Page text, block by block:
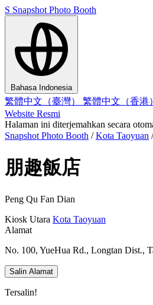
S Snapshot Photo Booth
Bahasa Indonesia
繁體中文（臺灣） 繁體中文（香港
Website Resmi
Halaman ini diterjemahkan secara
Snapshot Photo Booth / Kota Taoyuan /
朋趣飯店
Peng Qu Fan Dian
Kiosk Utara Kota Taoyuan
Alamat
No. 100, YueHua Rd., Longtan Dist.,
Salin Alamat
Tersalin!